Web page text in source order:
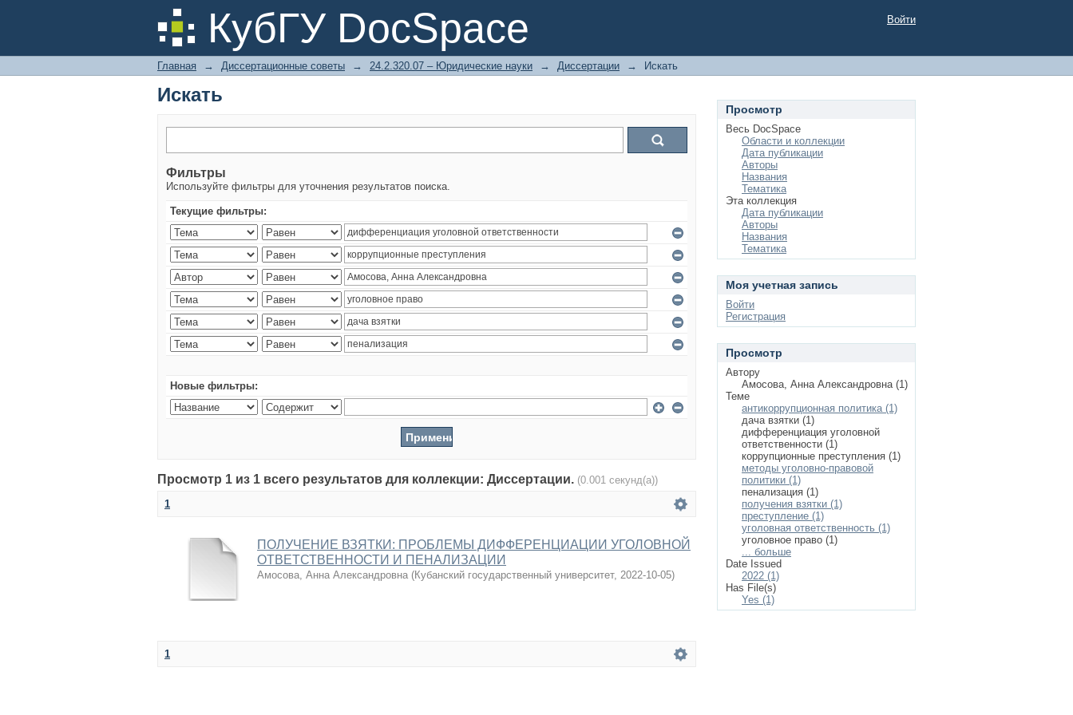
КубГУ DocSpace
Искать Войти
Главная → Диссертационные советы → 24.2.320.07 – Юридические науки → Диссертации → Искать
Искать
Фильтры
Используйте фильтры для уточнения результатов поиска.
Текущие фильтры:
Новые фильтры:
Просмотр 1 из 1 всего результатов для коллекции: Диссертации. (0.001 секунд(а))
1
ПОЛУЧЕНИЕ ВЗЯТКИ: ПРОБЛЕМЫ ДИФФЕРЕНЦИАЦИИ УГОЛОВНОЙ
ОТВЕТСТВЕННОСТИ И ПЕНАЛИЗАЦИИ
Амосова, Анна Александровна (Кубанский государственный университет, 2022-10-05)
1
Просмотр
Весь DocSpace
Области и коллекции
Дата публикации
Авторы
Названия
Тематика
Эта коллекция
Дата публикации
Авторы
Названия
Тематика
Моя учетная запись
Войти
Регистрация
Просмотр
Автору
Амосова, Анна Александровна (1)
Теме
антикоррупционная политика (1)
дача взятки (1)
дифференциация уголовной
ответственности (1)
коррупционные преступления (1)
методы уголовно-правовой
политики (1)
пенализация (1)
получения взятки (1)
преступление (1)
уголовная ответственность (1)
уголовное право (1)
... больше
Date Issued
2022 (1)
Has File(s)
Yes (1)